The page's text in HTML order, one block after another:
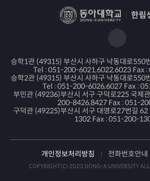
한림
승학1관 (49315) 부산시 사하구 낙동대로550
Tel : 051-200-6021,6022,6023 Fax
승학2관 (49315) 부산시 사하구 낙동대로550
Tel : 051-200-6026,6027 Fax :
부민관 (49236)부산시 서구 구덕로225 국제
200-8426,8427 Fax : 051-
구덕관 (49225)부산시 서구 대영로27번길
1302 Fax : 051-200-
개인정보처리방침 전화번호안내
COPYRIGHT(C) 2023 DONG-A UNIVERSITY